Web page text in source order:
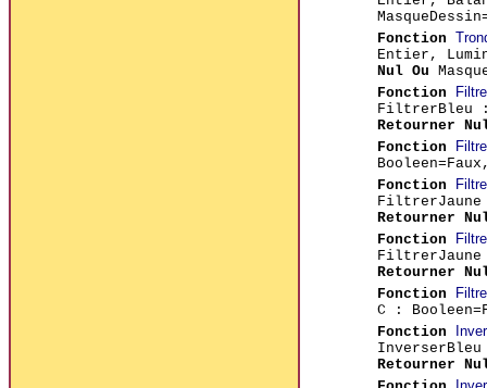
Fonction
Entier,
Nul Ou
Fonction
FiltrerBleu :
Retourner
Fonction
Fonction
FiltrerJaune
Retourner
Fonction
FiltrerJaune
Retourner
Fonction
C :
Fonction
Retourner